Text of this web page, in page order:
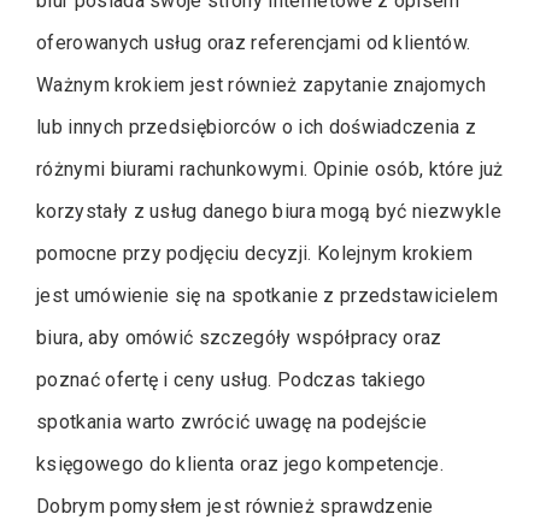
oferowanych usług oraz referencjami od klientów.
Ważnym krokiem jest również zapytanie znajomych
lub innych przedsiębiorców o ich doświadczenia z
różnymi biurami rachunkowymi. Opinie osób, które już
korzystały z usług danego biura mogą być niezwykle
pomocne przy podjęciu decyzji. Kolejnym krokiem
jest umówienie się na spotkanie z przedstawicielem
biura, aby omówić szczegóły współpracy oraz
poznać ofertę i ceny usług. Podczas takiego
spotkania warto zwrócić uwagę na podejście
księgowego do klienta oraz jego kompetencje.
Dobrym pomysłem jest również sprawdzenie